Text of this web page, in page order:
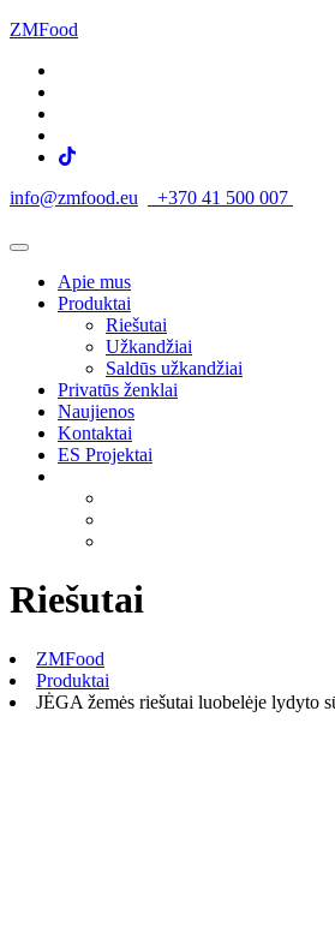
ZMFood
info@zmfood.eu +370 41 500 007
Apie mus
Produktai
Riešutai
Užkandžiai
Saldūs užkandžiai
Privatūs ženklai
Naujienos
Kontaktai
ES Projektai
Riešutai
ZMFood
Produktai
JĖGA žemės riešutai luobelėje lydyto